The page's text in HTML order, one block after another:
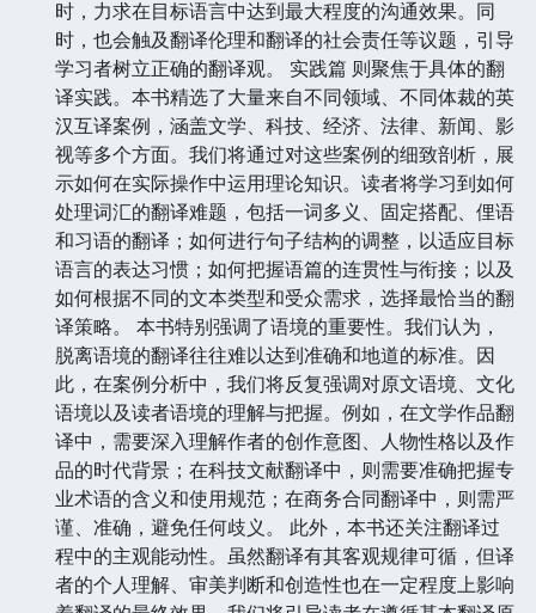
时，力求在目标语言中达到最大程度的沟通效果。同
时，也会触及翻译伦理和翻译的社会责任等议题，引导
学习者树立正确的翻译观。 实践篇 则聚焦于具体的翻
译实践。本书精选了大量来自不同领域、不同体裁的英
汉互译案例，涵盖文学、科技、经济、法律、新闻、影
视等多个方面。我们将通过对这些案例的细致剖析，展
示如何在实际操作中运用理论知识。读者将学习到如何
处理词汇的翻译难题，包括一词多义、固定搭配、俚语
和习语的翻译；如何进行句子结构的调整，以适应目标
语言的表达习惯；如何把握语篇的连贯性与衔接；以及
如何根据不同的文本类型和受众需求，选择最恰当的翻
译策略。 本书特别强调了语境的重要性。我们认为，
脱离语境的翻译往往难以达到准确和地道的标准。因
此，在案例分析中，我们将反复强调对原文语境、文化
语境以及读者语境的理解与把握。例如，在文学作品翻
译中，需要深入理解作者的创作意图、人物性格以及作
品的时代背景；在科技文献翻译中，则需要准确把握专
业术语的含义和使用规范；在商务合同翻译中，则需严
谨、准确，避免任何歧义。 此外，本书还关注翻译过
程中的主观能动性。虽然翻译有其客观规律可循，但译
者的个人理解、审美判断和创造性也在一定程度上影响